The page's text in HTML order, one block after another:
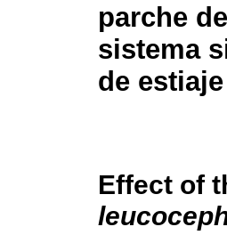
parche
sistema
de estiaje
Effect of